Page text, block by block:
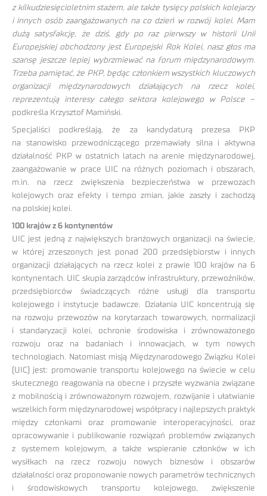
z kilkudziesięcioletnim stażem, ale także tysięcy polskich kolejarzy
i innych osób zaangażowanych na co dzień w rozwój kolei. Mam
dużą satysfakcję, że dziś, gdy po raz pierwszy w historii Unii
Europejskiej obchodzony jest Europejski Rok Kolei, nasz głos ma
szansę jeszcze lepiej wybrzmiewać na forum międzynarodowym.
Trzeba pamiętać, że PKP, będąc członkiem wszystkich kluczowych
organizacji międzynarodowych działających na rzecz kolei,
reprezentują interesy całego sektora kolejowego w Polsce –
podkreśla Krzysztof Mamiński.
Specjaliści podkreślają, że za kandydaturą prezesa PKP
na stanowisko przewodniczącego przemawiały silna i aktywna
działalność PKP w ostatnich latach na arenie międzynarodowej,
zaangażowanie w prace UIC na różnych poziomach i obszarach,
m.in. na rzecz zwiększenia bezpieczeństwa w przewozach
kolejowych oraz efekty i tempo zmian, jakie zaszły i zachodzą
na polskiej kolei.
100 krajów z 6 kontynentów
UIC jest jedną z największych branżowych organizacji na świecie,
w której zrzeszonych jest ponad 200 przedsiębiorstw i innych
organizacji działających na rzecz kolei z prawie 100 krajów na 6
kontynentach. UIC skupia zarządców infrastruktury, przewoźników,
przedsiębiorców świadczących różne usługi dla transportu
kolejowego i instytucje badawcze. Działania UIC koncentrują się
na rozwoju przewozów na korytarzach towarowych, normalizacji
i standaryzacji kolei, ochronie środowiska i zrównoważonego
rozwoju oraz na badaniach i innowacjach, w tym nowych
technologiach. Natomiast misją Międzynarodowego Związku Kolei
(UIC) jest: promowanie transportu kolejowego na świecie w celu
skutecznego reagowania na obecne i przyszłe wyzwania związane
z mobilnością i zrównoważonym rozwojem, rozwijanie i ułatwianie
wszelkich form międzynarodowej współpracy i najlepszych praktyk
między członkami oraz promowanie interoperacyjności, oraz
opracowywanie i publikowanie rozwiązań problemów związanych
z systemem kolejowym, a także wspieranie członków w ich
wysiłkach na rzecz rozwoju nowych biznesów i obszarów
działalności oraz proponowanie nowych parametrów technicznych
i środowiskowych transportu kolejowego, zwiększenie